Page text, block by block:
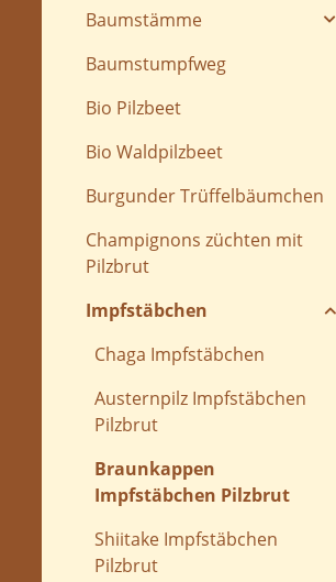
Baumstämme
Baumstumpfweg
Bio Pilzbeet
Bio Waldpilzbeet
Burgunder Trüffelbäumchen
Champignons züchten mit
Pilzbrut
Impfstäbchen
Chaga Impfstäbchen
Austernpilz Impfstäbchen
Pilzbrut
Braunkappen
Impfstäbchen Pilzbrut
Shiitake Impfstäbchen
Pilzbrut